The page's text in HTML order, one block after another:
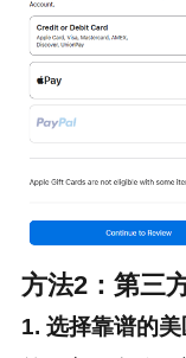
方法2：第三
1. 选择靠谱的